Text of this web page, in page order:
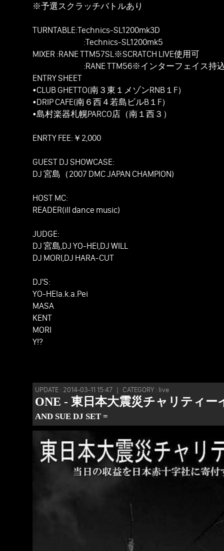
※予選スクラッチバトルあり
TURNTABLE:Technics-SL1200mk3D
:Technics-SL1200mk5
MIXER :RANE TTM57SL※SCRATCH LIVE使用可
:RANE TTM56※インターフェイス持込み
ENTRY SHEET
•CLUB GHETTO(南３東１メゾンRNB１F）
•DRIP CAFE(南６西４若島ビルB１F）
•島村楽器札幌PARCO店（南１西３）
ENRTY FEE:￥2,000
GUEST DJ SHOWCASE:
DJ 宮島（2007 DMC JAPAN CHAMPION)
HOST MC:
READER(ill dance music)
JUDGE:
DJ 宮島,DJ YO-HEI,DJ WILL
DJ MORI,DJ HARA-CUT
DJ'S:
YO-HEIa.k.a.Pei
MASA
KENT
MORI
Y!?
UPDATE : 2014-03-11 15:47 ｜ CATEGORY : live
ONE - 東日本大震災チャリティー
AND SUE DJ SET =